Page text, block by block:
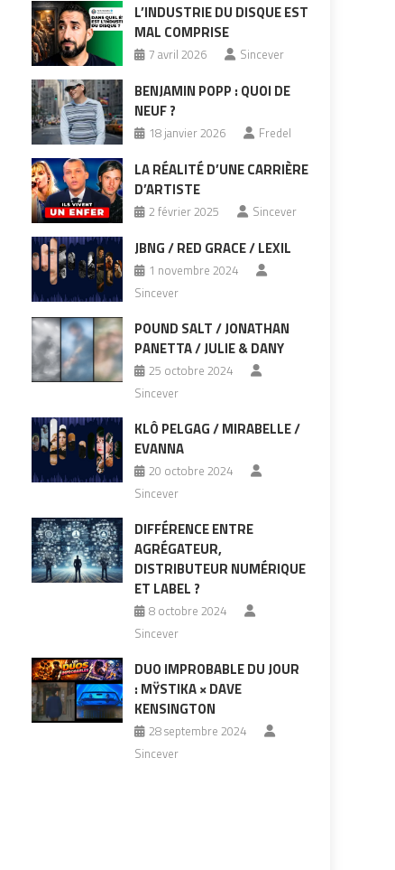
L’INDUSTRIE DU DISQUE EST
MAL COMPRISE
7 avril 2026 Sincever
BENJAMIN POPP : QUOI DE
NEUF ?
18 janvier 2026 Fredel
LA RÉALITÉ D’UNE CARRIÈRE
D’ARTISTE
2 février 2025 Sincever
JBNG / RED GRACE / LEXIL
1 novembre 2024
Sincever
POUND SALT / JONATHAN
PANETTA / JULIE & DANY
25 octobre 2024
Sincever
KLÔ PELGAG / MIRABELLE /
EVANNA
20 octobre 2024
Sincever
DIFFÉRENCE ENTRE
AGRÉGATEUR,
DISTRIBUTEUR NUMÉRIQUE
ET LABEL ?
8 octobre 2024
Sincever
DUO IMPROBABLE DU JOUR
: MŸSTIKA × DAVE
KENSINGTON
28 septembre 2024
Sincever